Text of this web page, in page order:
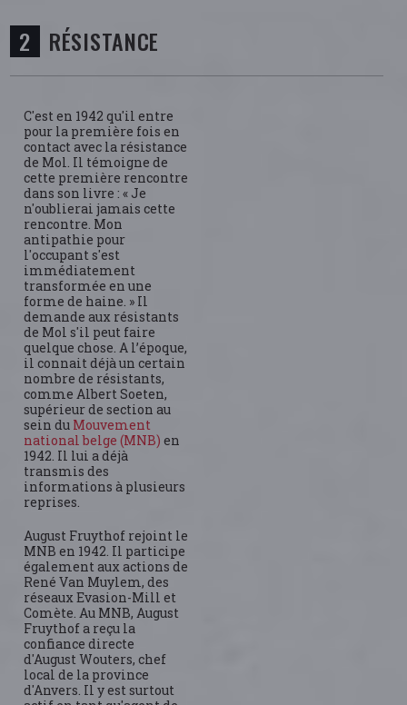
RÉSISTANCE
C'est en 1942 qu'il entre
pour la première fois en
contact avec la résistance
de Mol. Il témoigne de
cette première rencontre
dans son livre : « Je
n'oublierai jamais cette
rencontre. Mon
antipathie pour
l'occupant s'est
immédiatement
transformée en une
forme de haine. » Il
demande aux résistants
de Mol s'il peut faire
quelque chose. A l’époque,
il connait déjà un certain
nombre de résistants,
comme Albert Soeten,
supérieur de section au
sein du Mouvement
national belge (MNB) en
1942. Il lui a déjà
transmis des
informations à plusieurs
reprises.
August Fruythof rejoint le
MNB en 1942. Il participe
également aux actions de
René Van Muylem, des
réseaux Evasion-Mill et
Comète. Au MNB, August
Fruythof a reçu la
confiance directe
d'August Wouters, chef
local de la province
d'Anvers. Il y est surtout